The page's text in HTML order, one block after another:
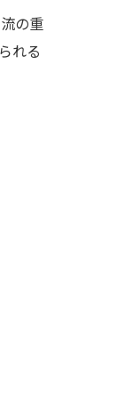
の重
れる